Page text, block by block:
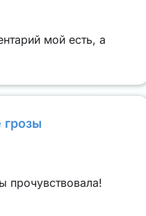
мой есть, а
грозы
прочувствовала!